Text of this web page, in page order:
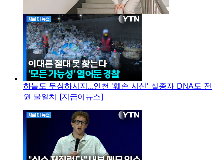
하늘도 무심하시지...인천 '훼손 시신' 실종자 DNA도 전
원 불일치 [지금이뉴스]